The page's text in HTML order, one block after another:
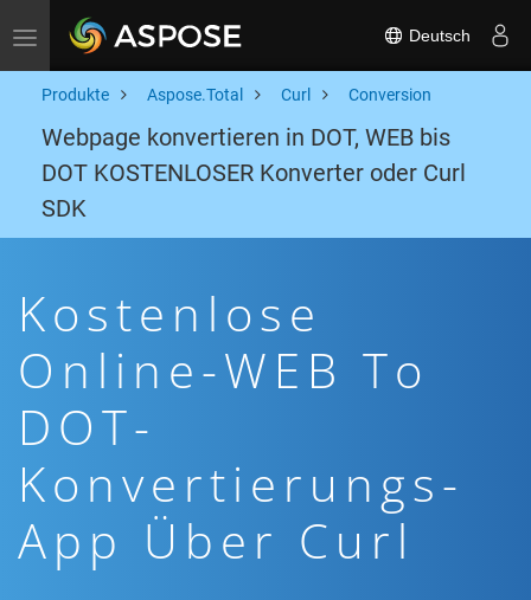
Toggle navigation Deutsch
Produkte Aspose.Total Curl Conversion
Webpage konvertieren in DOT, WEB bis
DOT KOSTENLOSER Konverter oder Curl
SDK
Kostenlose
Online-WEB To
DOT-
Konvertierungs-
App Über Curl